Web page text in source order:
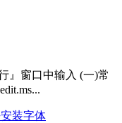
』窗口中输入 (一)常
装字体